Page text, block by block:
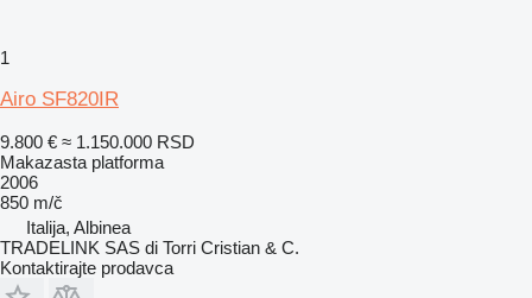
1
Airo SF820IR
9.800 € ≈ 1.150.000 RSD
Makazasta platforma
2006
850 m/č
Italija, Albinea
TRADELINK SAS di Torri Cristian & C.
Kontaktirajte prodavca